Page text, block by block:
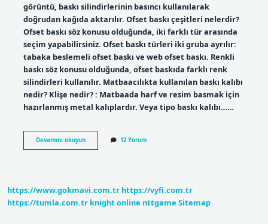
görüntü, baskı silindirlerinin basıncı kullanılarak
doğrudan kağıda aktarılır. Ofset baskı çeşitleri nelerdir?
Ofset baskı söz konusu olduğunda, iki farklı tür arasında
seçim yapabilirsiniz. Ofset baskı türleri iki gruba ayrılır:
tabaka beslemeli ofset baskı ve web ofset baskı. Renkli
baskı söz konusu olduğunda, ofset baskıda farklı renk
silindirleri kullanılır. Matbaacılıkta kullanılan baskı kalıbı
nedir? Klişe nedir? : Matbaada harf ve resim basmak için
hazırlanmış metal kalıplardır. Veya tipo baskı kalıbı……
Devamını okuyunOfset
Baskı
12 Yorum
https://www.gokmavi.com.tr https://vyfi.com.tr
https://tumla.com.tr knight online nttgame Sitemap